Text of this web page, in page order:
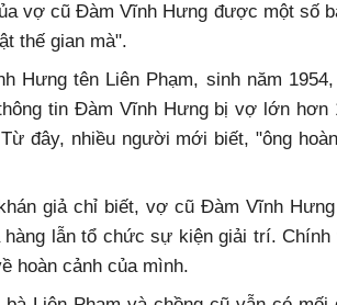
vợ cũ Đàm Vĩnh Hưng được một số
thế gian mà".
Hưng tên Liên Phạm, sinh năm
tin Đàm Vĩnh Hưng bị vợ lớn hơn
đây, nhiều người mới biết, "ông
giả chỉ biết, vợ cũ Đàm Vĩnh
hàng lẫn tổ chức sự kiện giải trí.
hoàn cảnh của mình.